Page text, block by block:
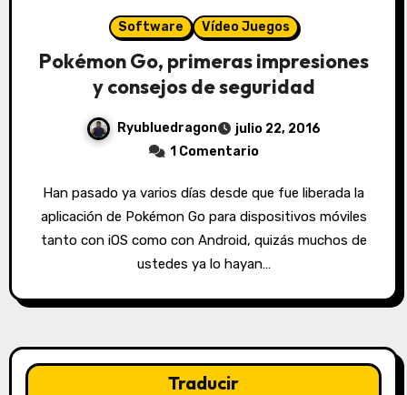
Software Vídeo Juegos
Pokémon Go, primeras impresiones
y consejos de seguridad
Ryubluedragon
julio 22, 2016
1 Comentario
Han pasado ya varios días desde que fue liberada la
aplicación de Pokémon Go para dispositivos móviles
tanto con iOS como con Android, quizás muchos de
ustedes ya lo hayan…
Traducir